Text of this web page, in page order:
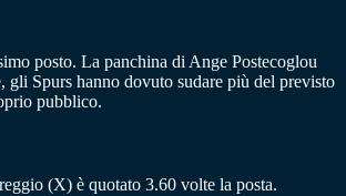
posto. La panchina di Ange Postecoglou
gli Spurs hanno dovuto sudare più del previsto
pubblico.
(X) è quotato 3.60 volte la posta.